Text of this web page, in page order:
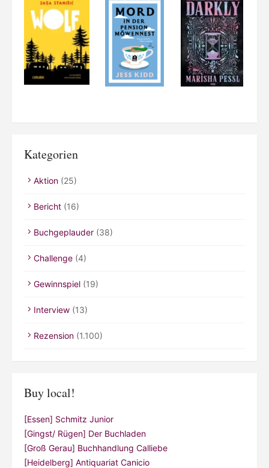
Kategorien
Aktion (25)
Bericht (16)
Buchgeplauder (38)
Challenge (4)
Gewinnspiel (19)
Interview (13)
Rezension (1.100)
Buy local!
[Essen] Schmitz Junior
[Gingst/ Rügen] Der Buchladen
[Groß Gerau] Buchhandlung Calliebe
[Heidelberg] Antiquariat Canicio